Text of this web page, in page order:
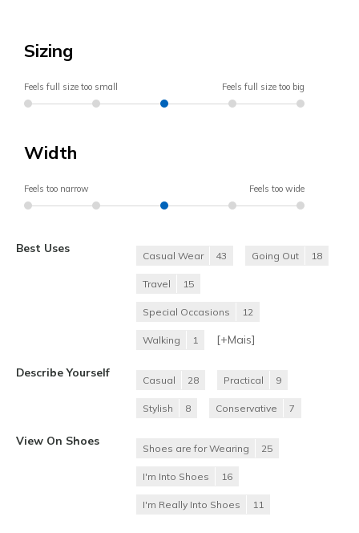
Sizing
Feels full size too small Feels full size too big
Width
Feels too narrow Feels too wide
Best Uses
Casual Wear 43 Going Out 18
Travel 15
Special Occasions 12
Walking 1 [+Mais]
Describe Yourself
Casual 28 Practical 9
Stylish 8 Conservative 7
View On Shoes
Shoes are for Wearing 25
I'm Into Shoes 16
I'm Really Into Shoes 11